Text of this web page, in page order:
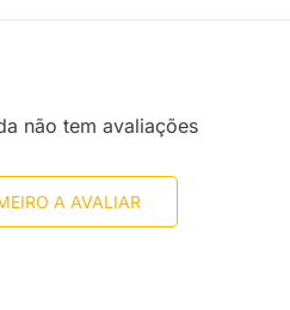
não tem avaliações
A AVALIAR